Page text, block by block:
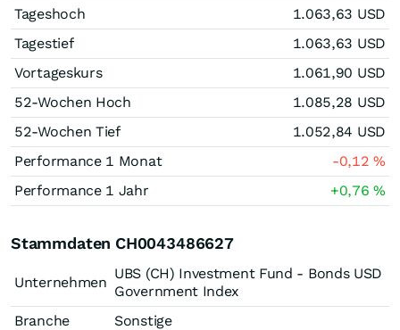
Tageshoch
1.063,63 USD
Tagestief
1.063,63 USD
Vortageskurs
1.061,90 USD
52-Wochen Hoch
1.085,28 USD
52-Wochen Tief
1.052,84 USD
Performance 1 Monat
-0,12%
Performance 1 Jahr
+0,76%
Stammdaten CH0043486627
Unternehmen
UBS (CH) Investment Fund - Bonds USD
Government Index
Branche
Sonstige